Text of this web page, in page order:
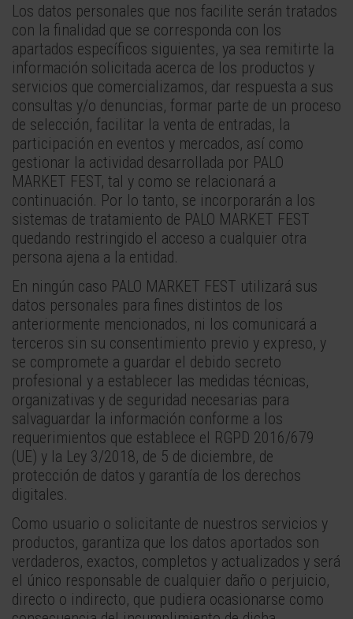
Los datos personales que nos facilite serán tratados
con la finalidad que se corresponda con los
apartados específicos siguientes, ya sea remitirte la
información solicitada acerca de los productos y
servicios que comercializamos, dar respuesta a sus
consultas y/o denuncias, formar parte de un proceso
de selección, facilitar la venta de entradas, la
participación en eventos y mercados, así como
gestionar la actividad desarrollada por PALO
MARKET FEST, tal y como se relacionará a
continuación. Por lo tanto, se incorporarán a los
sistemas de tratamiento de PALO MARKET FEST
quedando restringido el acceso a cualquier otra
persona ajena a la entidad.
En ningún caso PALO MARKET FEST utilizará sus
datos personales para fines distintos de los
anteriormente mencionados, ni los comunicará a
terceros sin su consentimiento previo y expreso, y
se compromete a guardar el debido secreto
profesional y a establecer las medidas técnicas,
organizativas y de seguridad necesarias para
salvaguardar la información conforme a los
requerimientos que establece el RGPD 2016/679
(UE) y la Ley 3/2018, de 5 de diciembre, de
protección de datos y garantía de los derechos
digitales.
Como usuario o solicitante de nuestros servicios y
productos, garantiza que los datos aportados son
verdaderos, exactos, completos y actualizados y será
el único responsable de cualquier daño o perjuicio,
directo o indirecto, que pudiera ocasionarse como